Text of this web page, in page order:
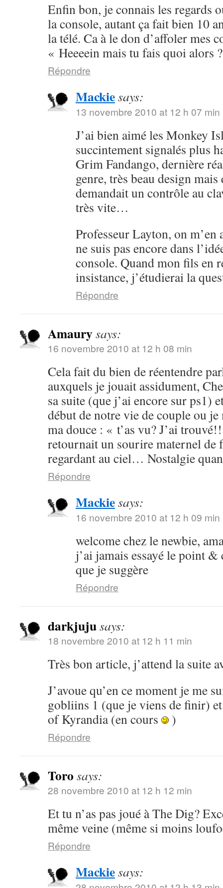
Enfin bon, je connais les regards
la console, autant ça fait bien 10
la télé. Ca à le don d’affoler mes
« Heeeein mais tu fais quoi alors
Répondre
Mackiesays:
13 novembre 2010 at 12 h 07 min
J’ai bien aimé les Monkey
succintement signalés plus
Grim Fandango, dernière
genre, très beau design
demandait un contrôle au
très vite…
Professeur Layton, on m’en
ne suis pas encore dans
console. Quand mon fils en
insistance, j’étudierai la
Répondre
Amaurysays:
16 novembre 2010 at 12 h 08 min
Cela fait du bien de réentendre
auxquels je jouait assidument,
sa suite (que j’ai encore sur ps1)
début de notre vie de couple ou
ma douce : « t’as vu? J’ai
retournait un sourire maternel de
regardant au ciel… Nostalgie
Répondre
Mackiesays:
16 novembre 2010 at 12 h 09 min
welcome chez le newbie,
j’ai jamais essayé le point
que je suggère
Répondre
darkjujusays:
18 novembre 2010 at 12 h 11 min
Très bon article, j’attend la suite
J’avoue qu’en ce moment je me
gobliins 1 (que je viens de finir)
of Kyrandia (en cours
)
Répondre
Toro says:
28 novembre 2010 at 12 h 12 min
Et tu n’as pas joué à The Dig?
même veine (même si moins
Répondre
Mackiesays: